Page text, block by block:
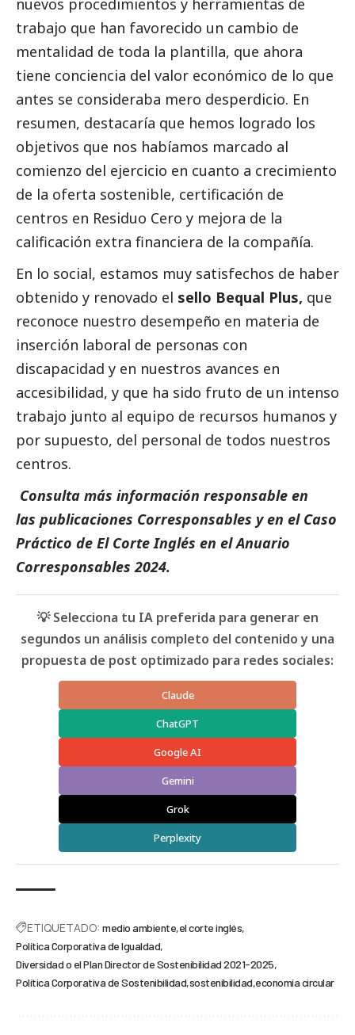
nuevos procedimientos y herramientas de
trabajo que han favorecido un cambio de
mentalidad de toda la plantilla, que ahora
tiene conciencia del valor económico de lo que
antes se consideraba mero desperdicio. En
resumen, destacaría que hemos logrado los
objetivos que nos habíamos marcado al
comienzo del ejercicio en cuanto a crecimiento
de la oferta sostenible, certificación de
centros en Residuo Cero y mejora de la
calificación extra financiera de la compañía.
En lo social, estamos muy satisfechos de haber
obtenido y renovado el sello Bequal Plus, que
reconoce nuestro desempeño en materia de
inserción laboral de personas con
discapacidad y en nuestros avances en
accesibilidad, y que ha sido fruto de un intenso
trabajo junto al equipo de recursos humanos y
por supuesto, del personal de todos nuestros
centros.
Consulta más información responsable en
las publicaciones Corresponsables y en el Caso
Práctico de El Corte Inglés en elAnuario
Corresponsables 2024.
💡 Selecciona tu IA preferida para generar en
segundos un análisis completo del contenido y una
propuesta de post optimizado para redes sociales:
Claude
ChatGPT
Google AI
Gemini
Grok
Perplexity
ETIQUETADO: medio ambiente el corte inglés
Política Corporativa de Igualdad
Diversidad o el Plan Director de Sostenibilidad 2021-2025
Política Corporativa de Sostenibilidad sostenibilidad economía circular